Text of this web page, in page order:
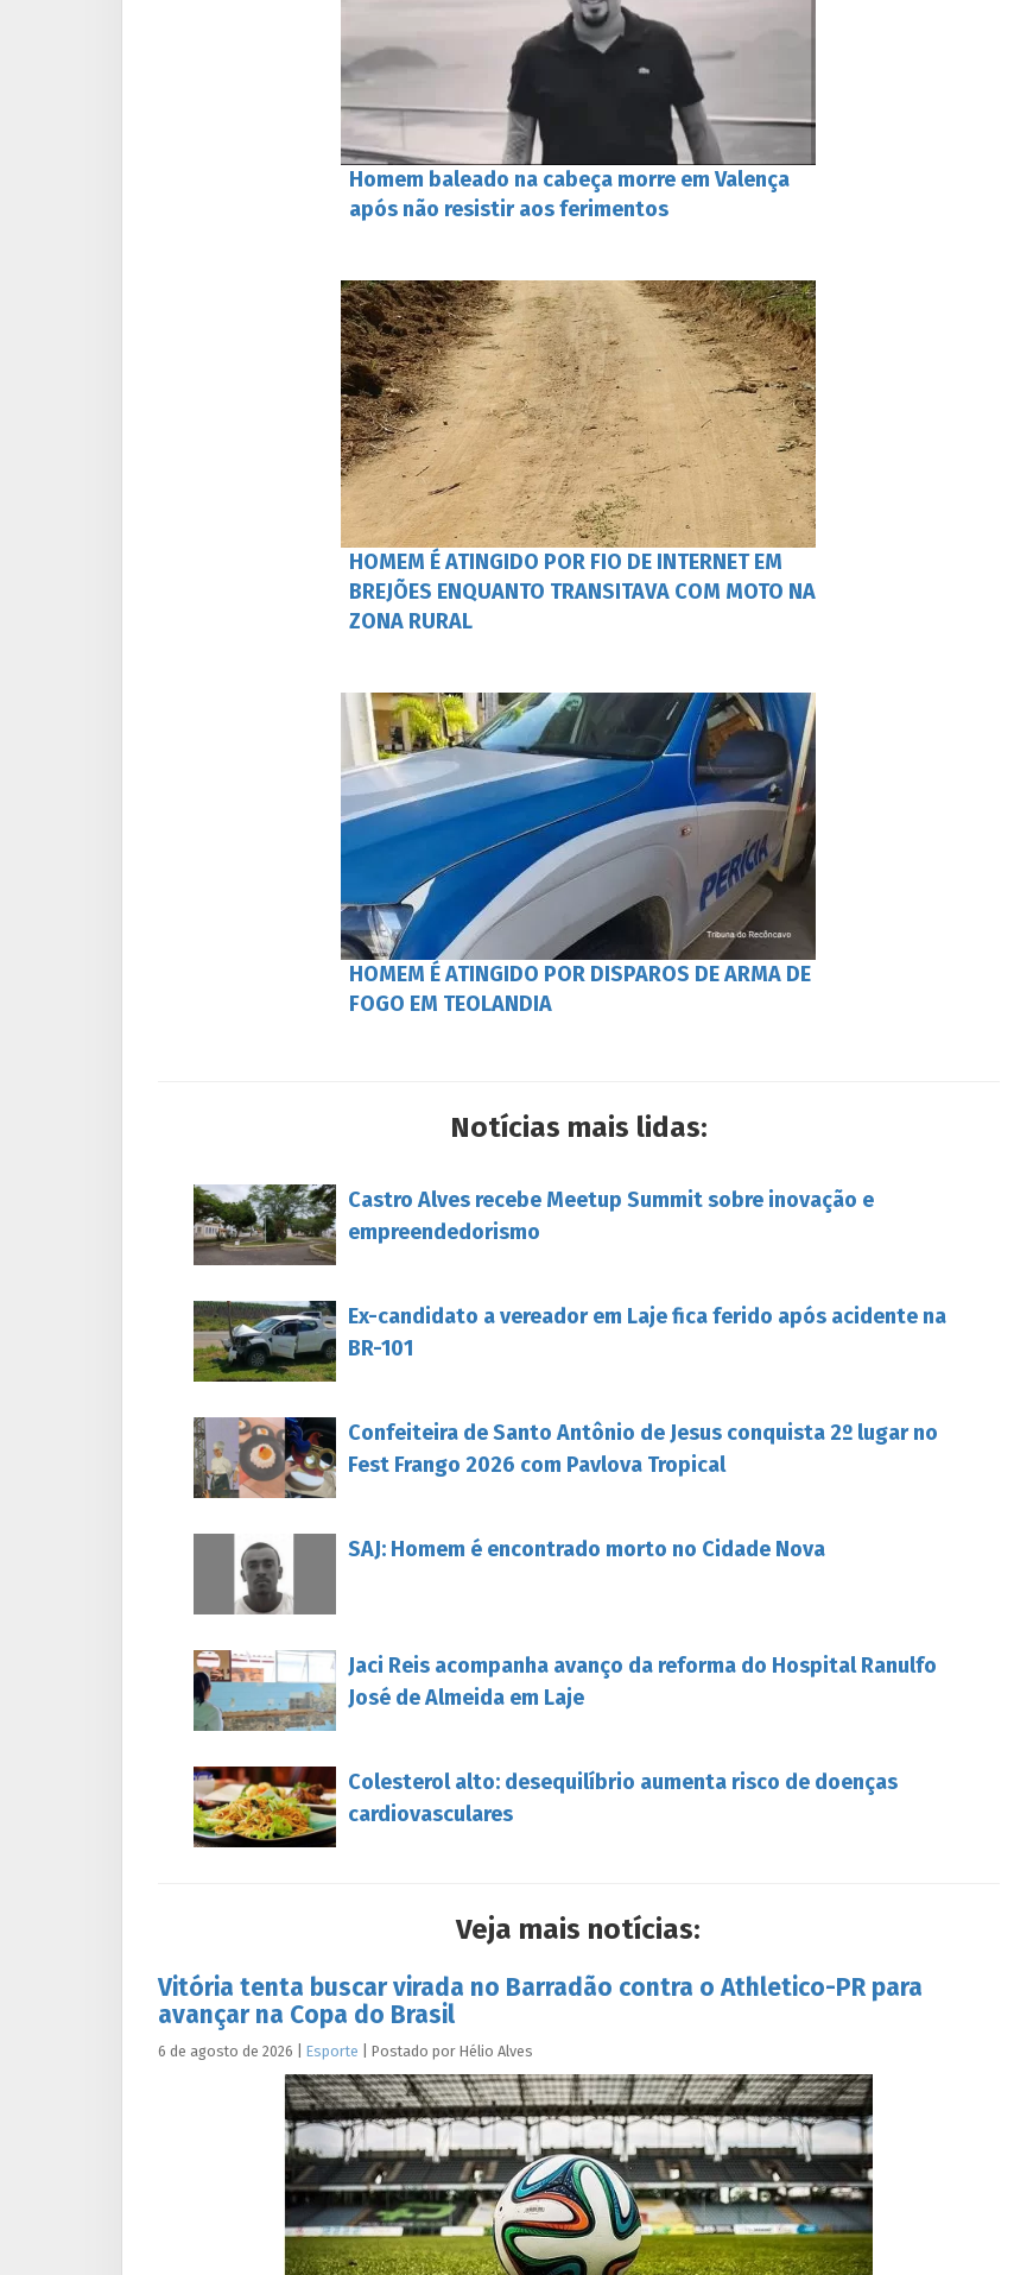
Homem baleado na cabeça morre em Valença
após não resistir aos ferimentos
HOMEM É ATINGIDO POR FIO DE INTERNET EM
BREJÕES ENQUANTO TRANSITAVA COM MOTO NA
ZONA RURAL
HOMEM É ATINGIDO POR DISPAROS DE ARMA DE
FOGO EM TEOLANDIA
Notícias mais lidas:
Castro Alves recebe Meetup Summit sobre inovação e
empreendedorismo
Ex-candidato a vereador em Laje fica ferido após acidente na
BR-101
Confeiteira de Santo Antônio de Jesus conquista 2º lugar no
Fest Frango 2026 com Pavlova Tropical
SAJ: Homem é encontrado morto no Cidade Nova
Jaci Reis acompanha avanço da reforma do Hospital Ranulfo
José de Almeida em Laje
Colesterol alto: desequilíbrio aumenta risco de doenças
cardiovasculares
Veja mais notícias:
Vitória tenta buscar virada no Barradão contra o Athletico-PR para
avançar na Copa do Brasil
6 de agosto de 2026 Esporte Postado por Hélio Alves